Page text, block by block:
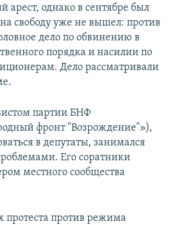
арест, однако в сентябре был
свободу уже не вышел: против
дело по обвинению в
порядка и насилии по
Дело рассматривали
партии БНФ
фронт "Возрождение"»),
в депутаты, занимался
Его соратники
местного сообщества
протеста против режима